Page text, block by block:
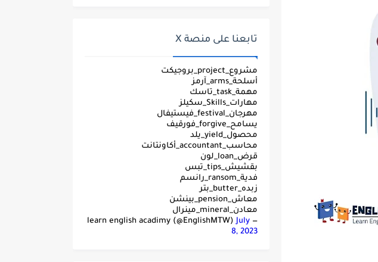
تابعنا على منصة X
مشروع_project_بروجيكت
أسلحة_arms_آرمز
مهمة_task_تاسك
مهارات_Skills_سكيلز
مهرجان_festival_فيستيفال
يسامح_forgive_فورقيف
محصول_yield_يلد
محاسب_accountant_أكاونتانت
قرض_loan_لون
بقشيش_tips_تبس
فدية_ransom_رانسم
زبده_butter_بتر
معاش_pension_بينشن
معادن_mineral_مينرال
— learn english acadimy (@EnglishMTW)
July
8, 2023